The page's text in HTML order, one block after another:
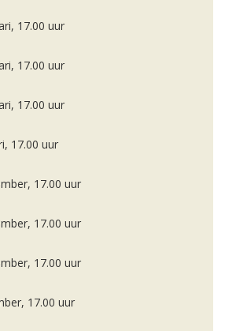
17.00 uur
17.00 uur
17.00 uur
17.00 uur
17.00 uur
17.00 uur
17.00 uur
17.00 uur